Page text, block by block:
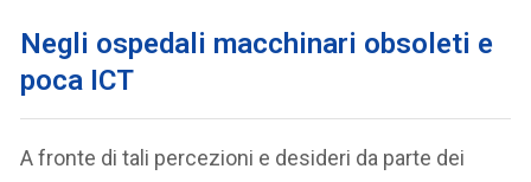
Negli ospedali macchinari obsoleti e
poca ICT
A fronte di tali percezioni e desideri da parte dei